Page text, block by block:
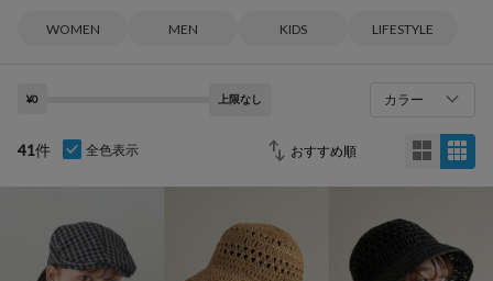
WOMEN MEN KIDS LIFESTYLE
¥0 上限なし カラー
41件 全色表示